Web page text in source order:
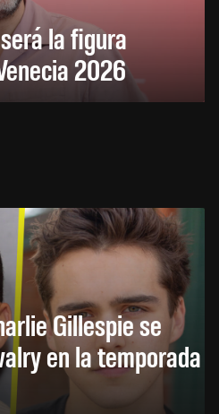
la figura
2026
Gillespie se
en la temporada